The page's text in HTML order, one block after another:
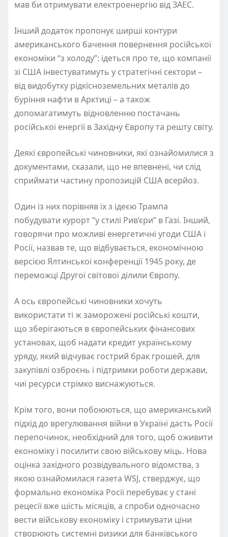
мав би отримувати електроенергію від ЗАЕС.
Інший додаток пропонує ширші контури
американського бачення повернення російської
економіки “з холоду”: ідеться про те, що компанії
зі США інвестуватимуть у стратегічні сектори –
від видобутку рідкісноземельних металів до
буріння нафти в Арктиці – а також
допомагатимуть відновленню постачань
російської енергії в Західну Європу та решту світу.
Деякі європейські чиновники, які ознайомилися з
документами, сказали, що не впевнені, чи слід
сприймати частину пропозицій США всерйоз.
Один із них порівняв їх з ідеєю Трампа
побудувати курорт “у стилі Рив’єри” в Газі. Інший,
говорячи про можливі енергетичні угоди США і
Росії, назвав те, що відбувається, економічною
версією Ялтинської конференції 1945 року, де
переможці Другої світової ділили Європу.
А ось європейські чиновники хочуть
використати ті ж заморожені російські кошти,
що зберігаються в європейських фінансових
установах, щоб надати кредит українському
уряду, який відчуває гострий брак грошей, для
закупівлі озброєнь і підтримки роботи держави,
чиї ресурси стрімко виснажуються.
Крім того, вони побоюються, що американський
підхід до врегулювання війни в Україні дасть Росії
перепочинок, необхідний для того, щоб оживити
економіку і посилити свою військову міць. Нова
оцінка західного розвідувального відомства, з
якою ознайомилася газета WSJ, стверджує, що
формально економіка Росії перебуває у стані
рецесії вже шість місяців, а спроби одночасно
вести військову економіку і стримувати ціни
створюють системні ризики для банківського